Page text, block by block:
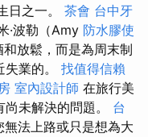
日之一。 茶會 台中牙
·波勒（Amy 防水膠使
放鬆，而是為周末制
業的。 找值得信賴
室內設計師 在旅行美
未解決的問題。 台
無法上路或只是想為大